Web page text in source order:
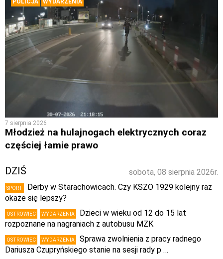
7 sierpnia 2026
Młodzież na hulajnogach elektrycznych coraz
częściej łamie prawo
sobota, 08 sierpnia 2026r.
DZIŚ
SPORT
Derby w Starachowicach. Czy KSZO 1929 kolejny raz
okaże się lepszy?
OSTROWIEC WYDARZENIA
Dzieci w wieku od 12 do 15 lat
rozpoznane na nagraniach z autobusu MZK
OSTROWIEC WYDARZENIA
Sprawa zwolnienia z pracy radnego
Dariusza Czupryńskiego stanie na sesji rady p …